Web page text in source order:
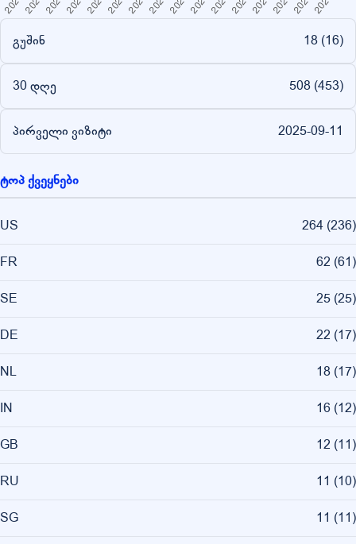
გუშინ 18 (16)
30 დღე 508 (453)
პირველი ვიზიტი 2025-09-11
ტოპ ქვეყნები
US 264 (236)
FR 62 (61)
SE 25 (25)
DE 22 (17)
NL 18 (17)
IN 16 (12)
GB 12 (11)
RU 11 (10)
SG 11 (11)